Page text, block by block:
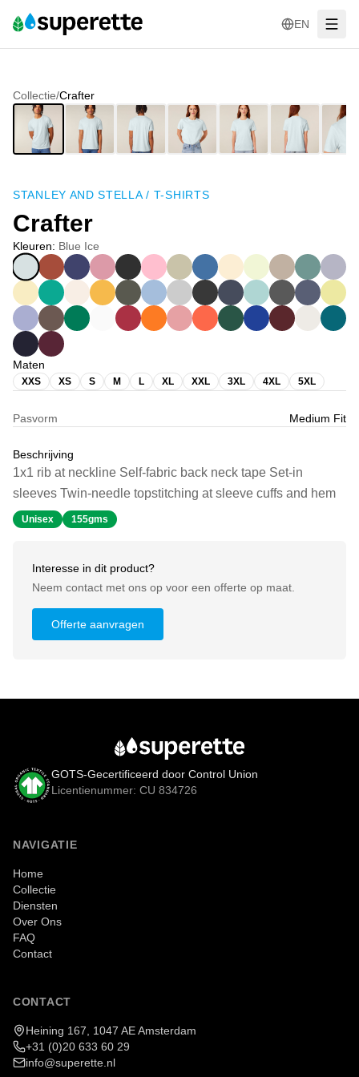
EN
Collectie/Crafter
STANLEY AND STELLA/ T-SHIRTS
Crafter
Kleuren: Blue Ice
Maten
XXS XS S M L XL XXL 3XL 4XL 5XL
Pasvorm Medium Fit
Beschrijving
1x1 rib at neckline Self-fabric back neck tape Set-in
sleeves Twin-needle topstitching at sleeve cuffs and hem
Unisex 155gms
Interesse in dit product?
Neem contact met ons op voor een offerte op maat.
Offerte aanvragen
GOTS-Gecertificeerd door Control Union
Licentienummer: CU 834726
NAVIGATIE
Home
Collectie
Diensten
Over Ons
FAQ
Contact
CONTACT
Heining 167, 1047 AE Amsterdam
+31 (0)20 633 60 29
info@superette.nl